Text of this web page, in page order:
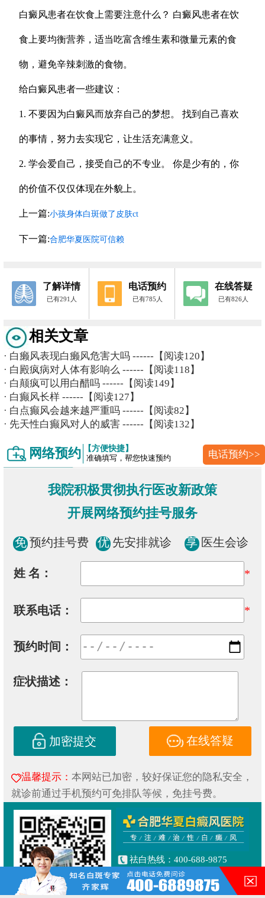
白癜风患者在饮食上需要注意什么？ 白癜风患者在饮
食上要均衡营养，适当吃富含维生素和微量元素的食
物，避免辛辣刺激的食物。
给白癜风患者一些建议：
1. 不要因为白癜风而放弃自己的梦想。 找到自己喜欢
的事情，努力去实现它，让生活充满意义。
2. 学会爱自己，接受自己的不专业。 你是少有的，你
的价值不仅仅体现在外貌上。
上一篇:小孩身体白斑做了皮肤ct
下一篇:合肥华夏医院可信赖
了解详情
已有291人
电话预约
已有785人
在线答疑
已有826人
相关文章
· 白癞风表现白癞风危害大吗 ------【阅读120】
· 白殿疯病对人体有影响么 ------【阅读118】
· 白颠疯可以用白醋吗 ------【阅读149】
· 白癫风长样 ------【阅读127】
· 白点癫风会越来越严重吗 ------【阅读82】
· 先天性白癫风对人的威害 ------【阅读132】
网络预约 【方便快捷】
准确填写，帮您快速预约 电话预约>>
我院积极贯彻执行医改新政策
开展网络预约挂号服务
免 预约挂号费 优 先安排就诊 享 医生会诊
姓 名： *
联系电话： *
预约时间：
症状描述：
加密提交 在线答疑
温馨提示： 本网站已加密，较好保证您的隐私安全，
就诊前通过手机预约可免排队等候，免挂号费。
祛白热线：400-688-9875
健康专线：130-0306-3616
合肥市铜陵路与合裕路交叉口